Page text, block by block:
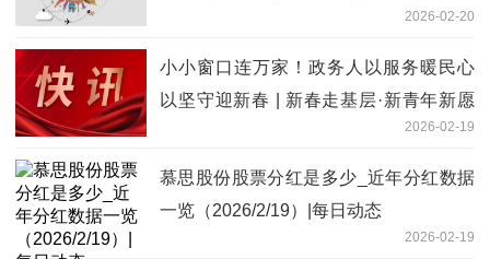
接近最大承载量停止售票|天天快报2026-02-20
小小窗口连万家！政务人以服务暖民心
以坚守迎新春 | 新春走基层·新青年新愿
2026-02-19
慕思股份股票分红是多少_近年分红数据
一览（2026/2/19）|每日动态
2026-02-19